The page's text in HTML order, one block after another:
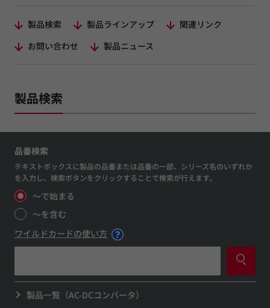
製品検索 製品ラインアップ
関連リンク
お問い合わせ
製品ニュース
製品検索
品番検索
テキストボックスに製品の品番または品番の一部、シリーズ名のいずれか
を入力し、検索ボタンをクリックすることで検索が行えます。
～で始まる
～を含む
ワイルドカードの使い方
製品一覧（AC-DCコンバータ）